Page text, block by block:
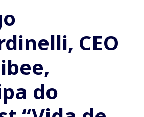
CEO
do